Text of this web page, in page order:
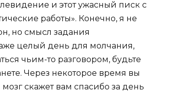
и этот ужасный писк с
работы». Конечно, я не
но смысл задания
целый день для молчания,
чьим-то разговором, будьте
Через некоторое время вы
скажет вам спасибо за день